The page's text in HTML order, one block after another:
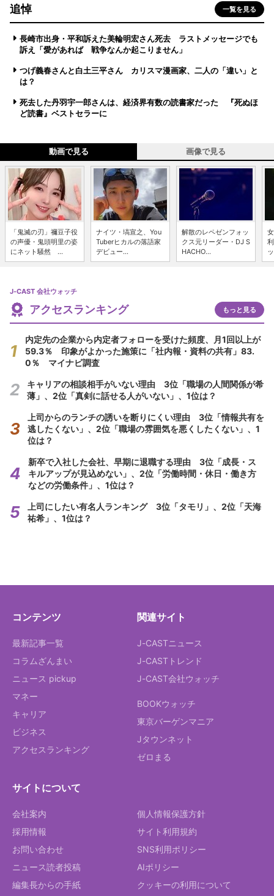
追悼 一覧を見る
長崎市出身・平和訴えた美輪明宏さん死去 ラストメッセージでも
訴え「愛があれば 戦争なんか起こりません」
つげ義春さんと白土三平さん カリスマ漫画家、二人の「違い」と
は？
死去した丹羽宇一郎さんは、経済界有数の読書家だった 『死ぬほ
ど読書』ベストセラーに
動画で見る 画像で見る
「鬼滅の刃」禰豆子役
の声優・鬼頭明里の姿
にネット騒然 ...
ナイツ・塙宣之、You
Tuberヒカルの落語家
デビュー...
解散のレペゼンフォッ
クス元リーダー・DJ S
HACHO...
J-CAST 会社ウォッチ
アクセスランキング もっと見る
内定先の企業から内定者フォローを受けた頻度、月1回以上が
59.3％ 印象がよかった施策に「社内報・資料の共有」83.
0％ マイナビ調査
キャリアの相談相手がいない理由 3位「職場の人間関係が希
薄」、2位「真剣に話せる人がいない」、1位は？
上司からのランチの誘いを断りにくい理由 3位「情報共有を
逃したくない」、2位「職場の雰囲気を悪くしたくない」、1
位は？
新卒で入社した会社、早期に退職する理由 3位「成長・ス
キルアップが見込めない」、2位「労働時間・休日・働き方
などの労働条件」、1位は？
上司にしたい有名人ランキング 3位「タモリ」、2位「天海
祐希」、1位は？
コンテンツ
最新記事一覧
コラムざんまい
ニュース pickup
マネー
キャリア
ビジネス
アクセスランキング
関連サイト
J-CASTニュース
J-CASTトレンド
J-CAST会社ウォッチ
BOOKウォッチ
東京バーゲンマニア
Jタウンネット
ゼロまる
サイトについて
会社案内
採用情報
お問い合わせ
ニュース読者投稿
編集長からの手紙
個人情報保護方針
サイト利用規約
SNS利用ポリシー
AIポリシー
クッキーの利用について